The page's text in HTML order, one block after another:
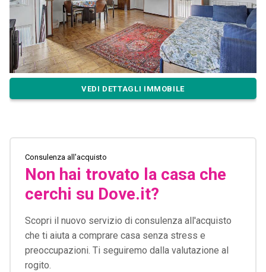
VEDI DETTAGLI IMMOBILE
Consulenza all'acquisto
Non hai trovato la casa che
cerchi su Dove.it?
Scopri il nuovo servizio di consulenza all'acquisto
che ti aiuta a comprare casa senza stress e
preoccupazioni. Ti seguiremo dalla valutazione al
rogito.